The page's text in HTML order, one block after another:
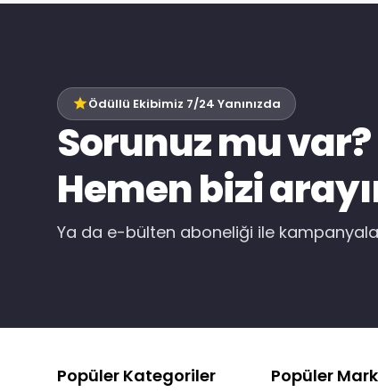
Ödüllü Ekibimiz 7/24 Yanınızda
Sorunuz mu var?
Hemen bizi
Ya da e-bülten aboneliği ile
Popüler Kategoriler Popüler